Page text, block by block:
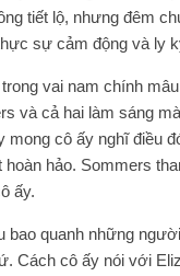
tiết lộ, nhưng đêm
sự cảm động và ly
vai nam chính
và cả hai làm sáng
mong cô ấy nghĩ điều
hảo. Sommers
ấy.
bao quanh những
Cách cô ấy nói với